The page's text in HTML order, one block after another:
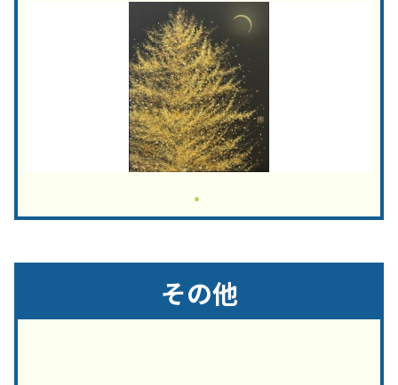
その他